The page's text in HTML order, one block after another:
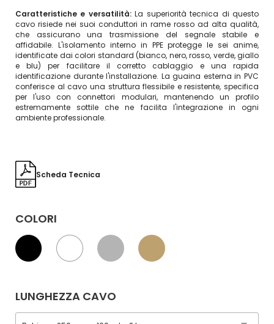
Caratteristiche e versatilità:La superiorità tecnica di questo
cavo risiede nei suoi conduttori in rame rosso ad alta qualità,
che assicurano una trasmissione del segnale stabile e
affidabile. L'isolamento interno in PPE protegge le sei anime,
identificate dai colori standard (bianco, nero, rosso, verde, giallo
e blu) per facilitare il corretto cablaggio e una rapida
identificazione durante l'installazione. La guaina esterna in PVC
conferisce al cavo una struttura flessibile e resistente, specifica
per l'uso con connettori modulari, mantenendo un profilo
estremamente sottile che ne facilita l'integrazione in ogni
ambiente professionale.
Scheda Tecnica
COLORI
LUNGHEZZA CAVO